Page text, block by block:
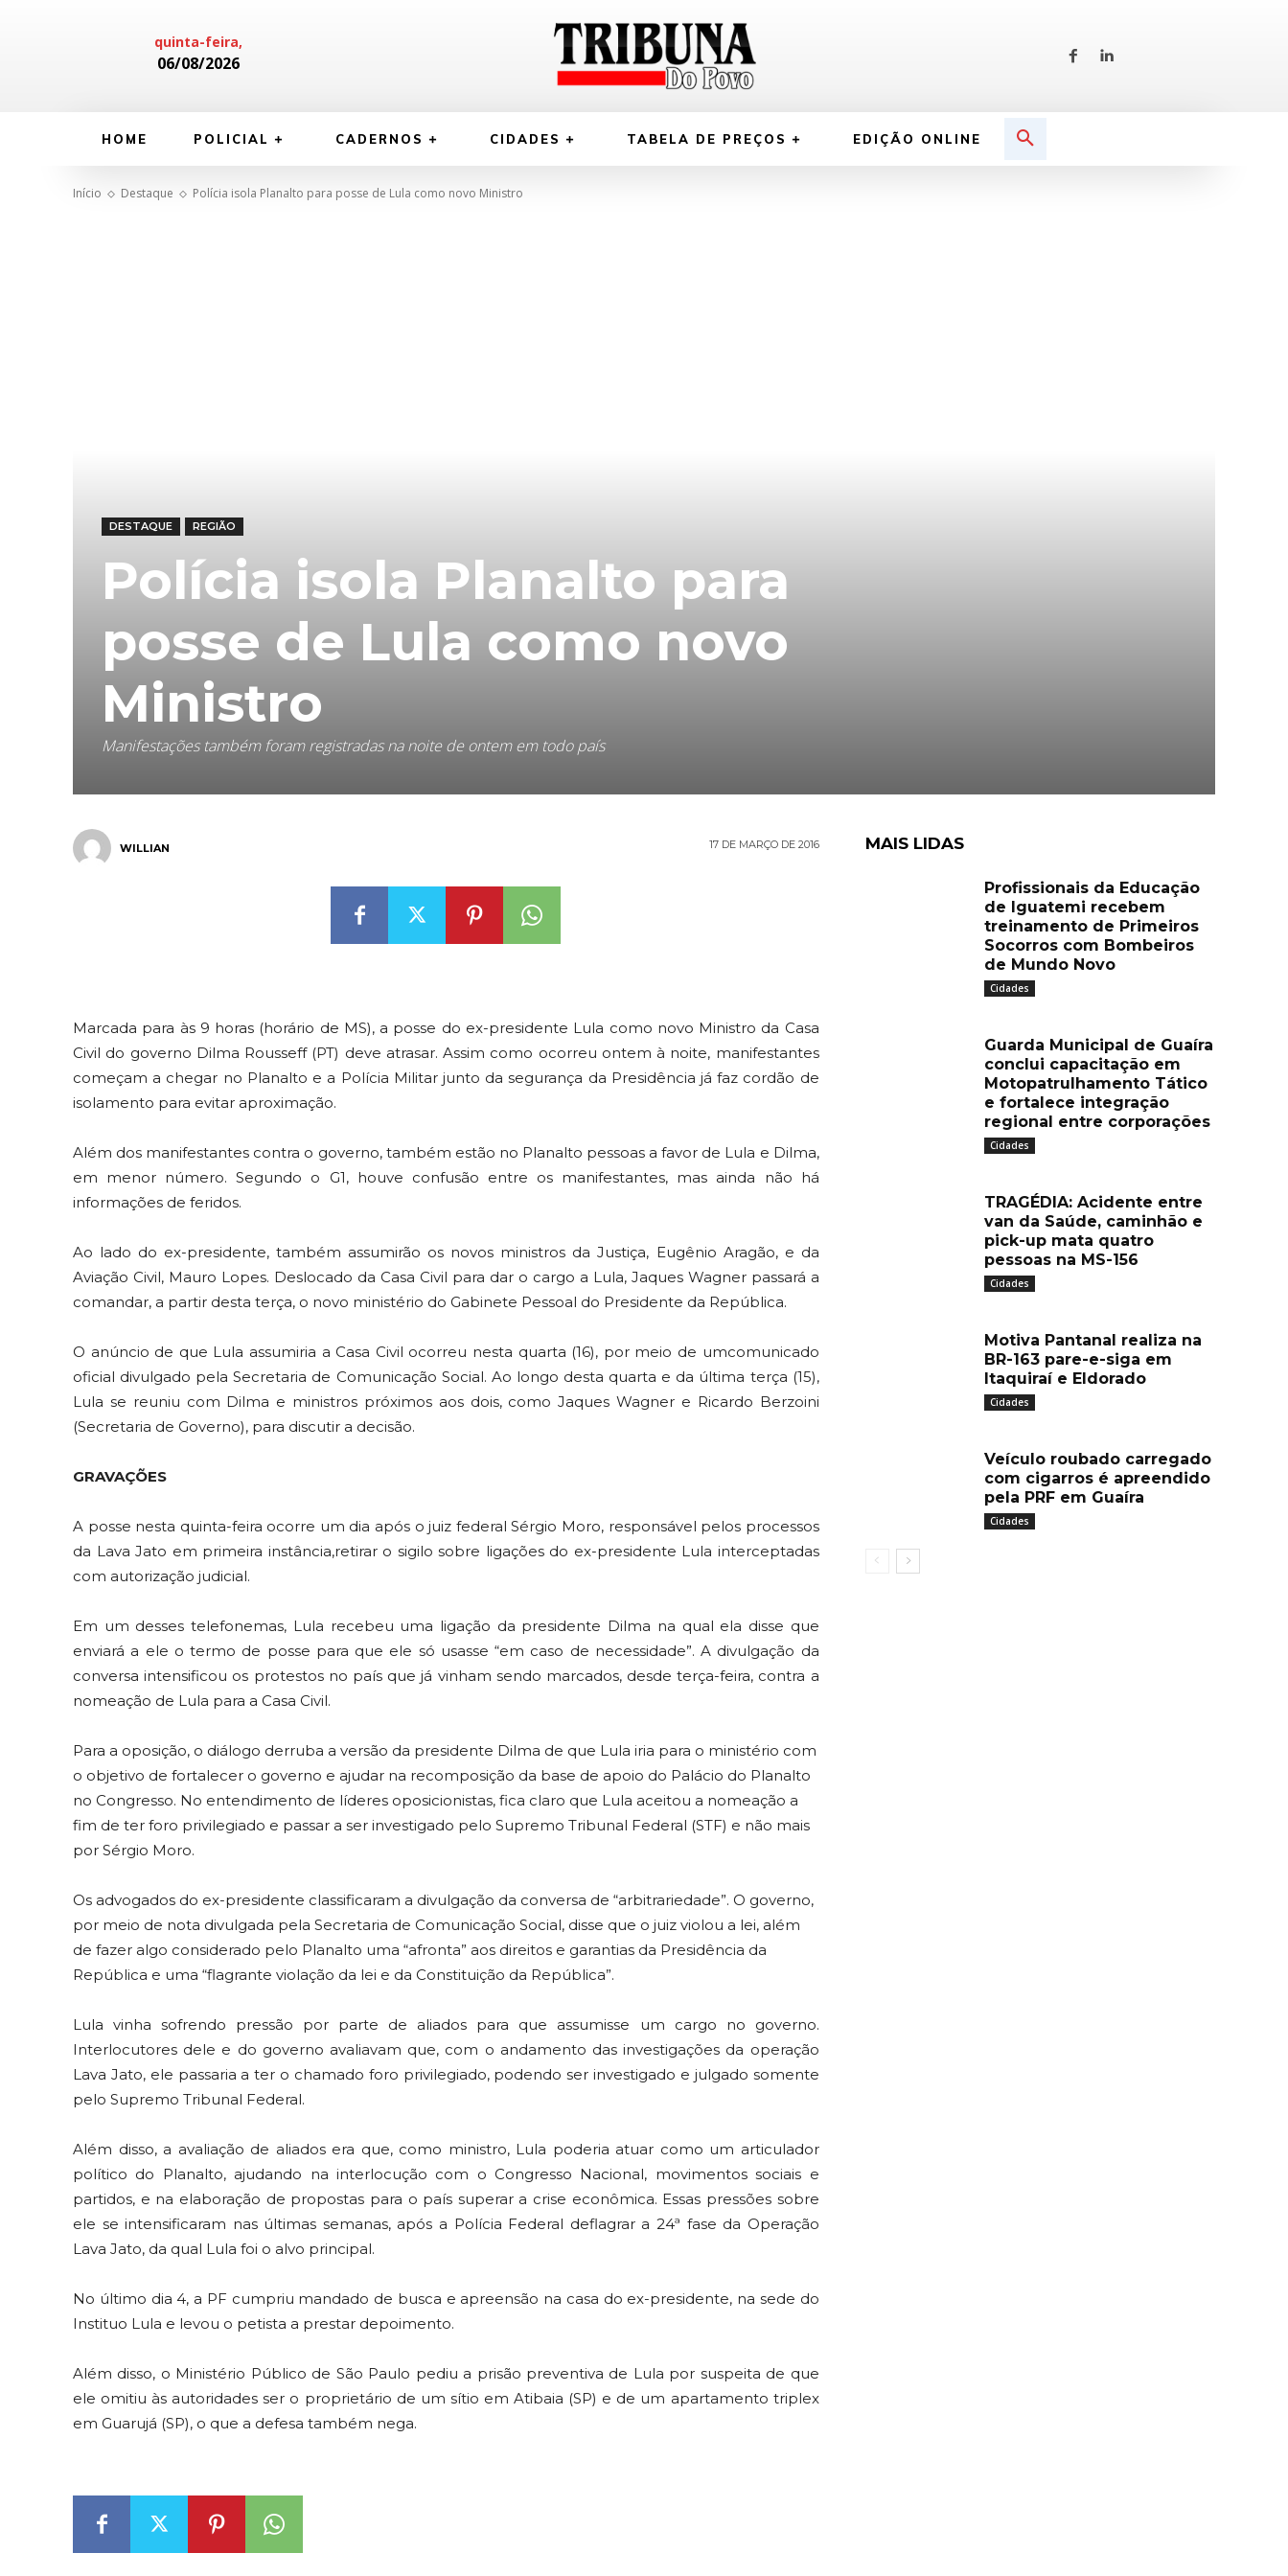
quinta-feira,
06/08/2026
HOME POLICIAL CADERNOS CIDADES TABELA DE PREÇOS EDIÇÃO ONLINE
Início Destaque Polícia isola Planalto para posse de Lula como novo Ministro
DESTAQUE REGIÃO
Polícia isola Planalto para
posse de Lula como novo
Ministro
Manifestações também foram registradas na noite de ontem em todo país
WILLIAN 17 DE MARÇO DE 2016
Marcada para às 9 horas (horário de MS), a posse do ex-presidente Lula como novo Ministro da Casa
Civil do governo Dilma Rousseff (PT) deve atrasar. Assim como ocorreu ontem à noite, manifestantes
começam a chegar no Planalto e a Polícia Militar junto da segurança da Presidência já faz cordão de
isolamento para evitar aproximação.
Além dos manifestantes contra o governo, também estão no Planalto pessoas a favor de Lula e Dilma,
em menor número. Segundo o G1, houve confusão entre os manifestantes, mas ainda não há
informações de feridos.
Ao lado do ex-presidente, também assumirão os novos ministros da Justiça, Eugênio Aragão, e da
Aviação Civil, Mauro Lopes. Deslocado da Casa Civil para dar o cargo a Lula, Jaques Wagner passará a
comandar, a partir desta terça, o novo ministério do Gabinete Pessoal do Presidente da República.
O anúncio de que Lula assumiria a Casa Civil ocorreu nesta quarta (16), por meio de umcomunicado
oficial divulgado pela Secretaria de Comunicação Social. Ao longo desta quarta e da última terça (15),
Lula se reuniu com Dilma e ministros próximos aos dois, como Jaques Wagner e Ricardo Berzoini
(Secretaria de Governo), para discutir a decisão.
GRAVAÇÕES
A posse nesta quinta-feira ocorre um dia após o juiz federal Sérgio Moro, responsável pelos processos
da Lava Jato em primeira instância,retirar o sigilo sobre ligações do ex-presidente Lula interceptadas
com autorização judicial.
Em um desses telefonemas, Lula recebeu uma ligação da presidente Dilma na qual ela disse que
enviará a ele o termo de posse para que ele só usasse “em caso de necessidade”. A divulgação da
conversa intensificou os protestos no país que já vinham sendo marcados, desde terça-feira, contra a
nomeação de Lula para a Casa Civil.
Para a oposição, o diálogo derruba a versão da presidente Dilma de que Lula iria para o ministério com
o objetivo de fortalecer o governo e ajudar na recomposição da base de apoio do Palácio do Planalto
no Congresso. No entendimento de líderes oposicionistas, fica claro que Lula aceitou a nomeação a
fim de ter foro privilegiado e passar a ser investigado pelo Supremo Tribunal Federal (STF) e não mais
por Sérgio Moro.
Os advogados do ex-presidente classificaram a divulgação da conversa de “arbitrariedade”. O governo,
por meio de nota divulgada pela Secretaria de Comunicação Social, disse que o juiz violou a lei, além
de fazer algo considerado pelo Planalto uma “afronta” aos direitos e garantias da Presidência da
República e uma “flagrante violação da lei e da Constituição da República”.
Lula vinha sofrendo pressão por parte de aliados para que assumisse um cargo no governo.
Interlocutores dele e do governo avaliavam que, com o andamento das investigações da operação
Lava Jato, ele passaria a ter o chamado foro privilegiado, podendo ser investigado e julgado somente
pelo Supremo Tribunal Federal.
Além disso, a avaliação de aliados era que, como ministro, Lula poderia atuar como um articulador
político do Planalto, ajudando na interlocução com o Congresso Nacional, movimentos sociais e
partidos, e na elaboração de propostas para o país superar a crise econômica. Essas pressões sobre
ele se intensificaram nas últimas semanas, após a Polícia Federal deflagrar a 24ª fase da Operação
Lava Jato, da qual Lula foi o alvo principal.
No último dia 4, a PF cumpriu mandado de busca e apreensão na casa do ex-presidente, na sede do
Instituo Lula e levou o petista a prestar depoimento.
Além disso, o Ministério Público de São Paulo pediu a prisão preventiva de Lula por suspeita de que
ele omitiu às autoridades ser o proprietário de um sítio em Atibaia (SP) e de um apartamento triplex
em Guarujá (SP), o que a defesa também nega.
MAIS LIDAS
Profissionais da Educação
de Iguatemi recebem
treinamento de Primeiros
Socorros com Bombeiros
de Mundo Novo
Cidades
Guarda Municipal de Guaíra
conclui capacitação em
Motopatrulhamento Tático
e fortalece integração
regional entre corporações
Cidades
TRAGÉDIA: Acidente entre
van da Saúde, caminhão e
pick-up mata quatro
pessoas na MS-156
Cidades
Motiva Pantanal realiza na
BR-163 pare-e-siga em
Itaquiraí e Eldorado
Cidades
Veículo roubado carregado
com cigarros é apreendido
pela PRF em Guaíra
Cidades